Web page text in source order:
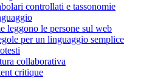
controllati e tassonomie
leggono le persone sul web
per un linguaggio semplice
collaborativa
critique